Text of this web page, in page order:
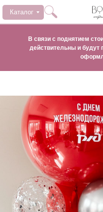
Каталог
В связи с поднятием
действительны и